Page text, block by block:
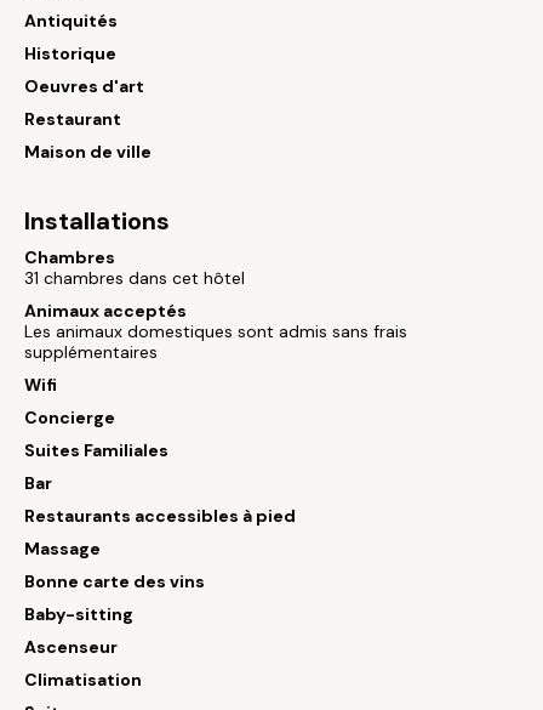
Antiquités
Historique
Oeuvres d'art
Restaurant
Maison de ville
Installations
Chambres
31 chambres dans cet hôtel
Animaux acceptés
Les animaux domestiques sont admis sans frais
supplémentaires
Wifi
Concierge
Suites Familiales
Bar
Restaurants accessibles à pied
Massage
Bonne carte des vins
Baby-sitting
Ascenseur
Climatisation